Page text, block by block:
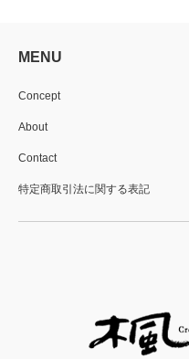
MENU
Concept
About
Contact
特定商取引法に関する表記